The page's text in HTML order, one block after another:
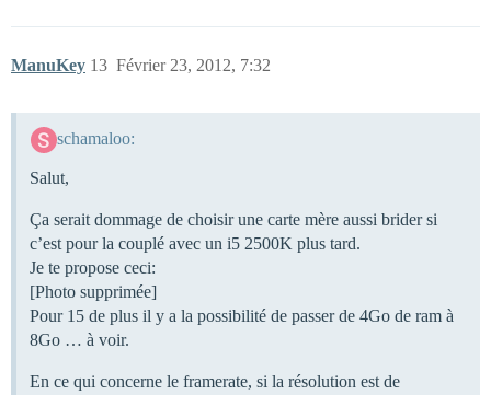
ManuKey Février 23, 2012, 7:32
13
schamaloo:
Salut,
Ça serait dommage de choisir une carte mère aussi brider si
c’est pour la couplé avec un i5 2500K plus tard.
Je te propose ceci:
[Photo supprimée]
Pour 15 de plus il y a la possibilité de passer de 4Go de ram à
8Go … à voir.
En ce qui concerne le framerate, si la résolution est de